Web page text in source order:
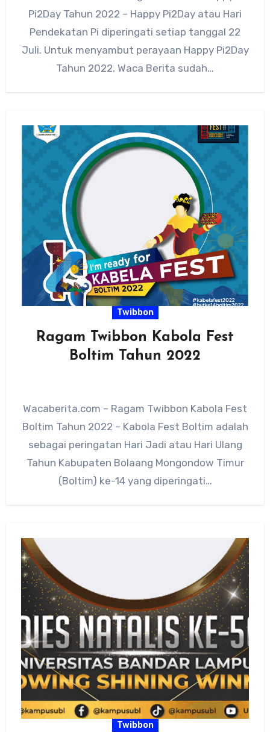
Pi2Day Tahun 2022 – Happy Pi2Day atau Hari
Pendekatan Pi diperingati setiap tanggal 22
Juli. Untuk menyambut perayaan Happy Pi2Day
Tahun 2022, Waca Berita sudah…
Twibbon
Ragam Twibbon Kabola Fest
Boltim Tahun 2022
Wacaberita.com – Ragam Twibbon Kabola Fest
Boltim Tahun 2022 – Kabola Fest Boltim adalah
sebagai peringatan Hari Jadi atau Hari Ulang
Tahun Kabupaten Bolaang Mongondow Timur
(Boltim) ke-14 yang diperingati…
Twibbon